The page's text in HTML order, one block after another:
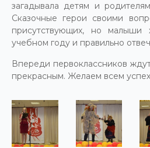
загадывала детям и
Сказочные герои своими
присутствующих, но малыши
учебном году и правильно
Впереди первоклассников
прекрасным. Желаем всем